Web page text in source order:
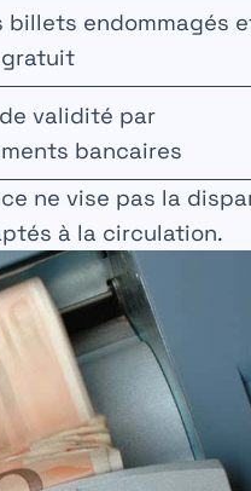
billets endommagés
validité par
bancaires
ne vise pas la
à la circulation.